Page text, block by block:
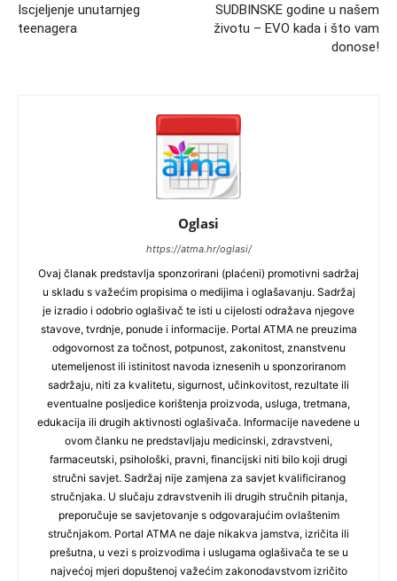
Iscjeljenje unutarnjeg
teenagera
SUDBINSKE godine u našem
životu – EVO kada i što vam
donose!
Oglasi
https://atma.hr/oglasi/
Ovaj članak predstavlja sponzorirani (plaćeni) promotivni sadržaj
u skladu s važećim propisima o medijima i oglašavanju. Sadržaj
je izradio i odobrio oglašivač te isti u cijelosti odražava njegove
stavove, tvrdnje, ponude i informacije. Portal ATMA ne preuzima
odgovornost za točnost, potpunost, zakonitost, znanstvenu
utemeljenost ili istinitost navoda iznesenih u sponzoriranom
sadržaju, niti za kvalitetu, sigurnost, učinkovitost, rezultate ili
eventualne posljedice korištenja proizvoda, usluga, tretmana,
edukacija ili drugih aktivnosti oglašivača. Informacije navedene u
ovom članku ne predstavljaju medicinski, zdravstveni,
farmaceutski, psihološki, pravni, financijski niti bilo koji drugi
stručni savjet. Sadržaj nije zamjena za savjet kvalificiranog
stručnjaka. U slučaju zdravstvenih ili drugih stručnih pitanja,
preporučuje se savjetovanje s odgovarajućim ovlaštenim
stručnjakom. Portal ATMA ne daje nikakva jamstva, izričita ili
prešutna, u vezi s proizvodima i uslugama oglašivača te se u
najvećoj mjeri dopuštenoj važećim zakonodavstvom izričito